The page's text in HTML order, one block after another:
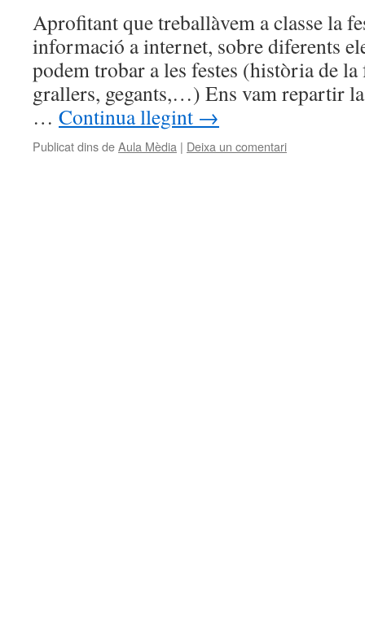
Aprofitant que treballàvem a classe la
informació a internet, sobre diferents
podem trobar a les festes (història de la
grallers, gegants,…) Ens vam repartir
… Continua llegint →
Publicat dins deAula Mèdia | Deixa un comentari